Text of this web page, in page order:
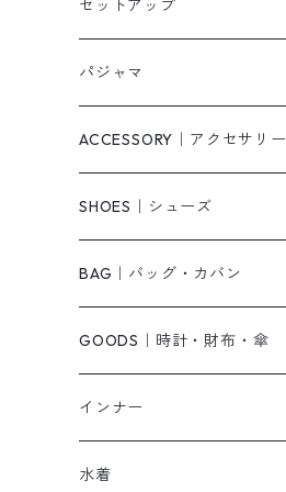
タンクトップ/キャミソール
スウェット/パーカー
ニット/セーター
ベアトップ・チューブトップ
その他
カーディガン
ダウンコート
その他
無地
ニットワンピース
ロングワンピース
シャツワンピース
キャミワンピース
オールインワン・サロペット
ジャンパースカート
その他
パンツ・デニム
ショートパンツ
スカート
その他
セットアップ
パジャマ
ACCESSORY｜アクセサリー
ピアス・リング
ネックレス
ベルト
ブレスレット
帽子
SHOES｜シューズ
パンプス
サンダル
ショートブーツ・ブーティ
ロングブーツ
BAG｜バッグ・カバン
ショルダーバッグ
ハンドバッグ
リュック
GOODS｜時計・財布・傘
インナー
水着